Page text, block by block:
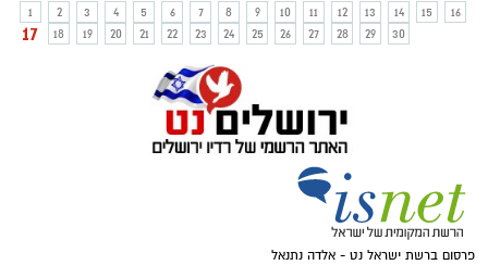
1
2 3 4 5 6 7 8 9 10 11 12 13 14 15 16
17 18 19 20 21 22 23 24 25 26 27 28 29 30
פרסום ברשת ישראל נט - אלדה נתנאל